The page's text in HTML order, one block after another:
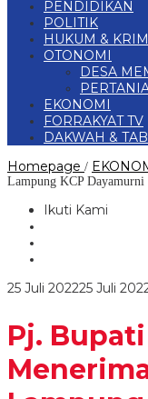
PENDIDIKAN
POLITIK
HUKUM &
OTONOMI
DESA
EKONOMI
FORRAKYAT TV
DAKWAH &
Homepage /
Lampung KCP Dayamurni
Ikuti Kami
25 Juli 202225 Juli
Pj.